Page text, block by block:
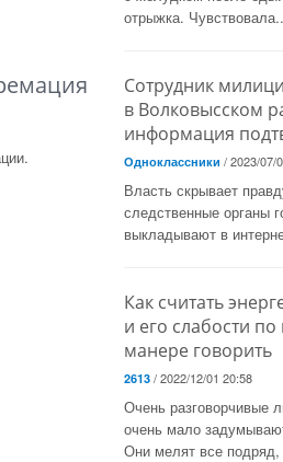
отрыжка.
Сотрудник
в Волковысском
информация
Одноклассники / 2023/07/
Власть скрывает
следственные органы
выкладывают в
Как считать
и его слабости по
манере говорить
2613 / 2022/12/01 20:58
Очень разговорчивые
очень мало
Они мелят все подряд,